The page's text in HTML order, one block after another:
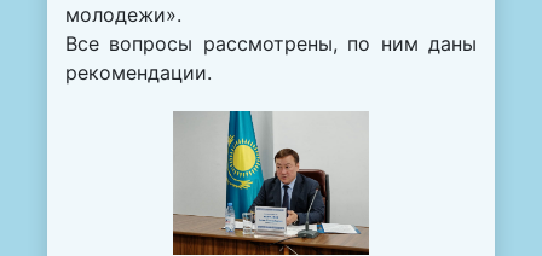
молодежи».
Все вопросы рассмотрены, по ним даны
рекомендации.